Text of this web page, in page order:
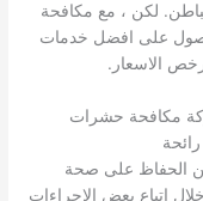
لكن ، مع مكافحة
على افضل خدمات
الاسعار.
مكافحة حشرات
الحفاظ على صحة
اتباع بعض الإجراءات